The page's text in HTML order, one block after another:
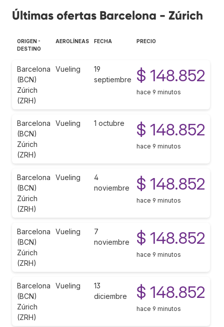
Últimas ofertas Barcelona - Zúrich
ORIGEN -
DESTINO
AEROLÍNEAS FECHA PRECIO
Barcelona
(BCN)
Zúrich
(ZRH)
Vueling
19
septiembre
$ 148.852
hace 9 minutos
Barcelona
(BCN)
Zúrich
(ZRH)
Vueling 1 octubre $ 148.852
hace 9 minutos
Barcelona
(BCN)
Zúrich
(ZRH)
Vueling
4
noviembre
$ 148.852
hace 9 minutos
Barcelona
(BCN)
Zúrich
(ZRH)
Vueling
7
noviembre
$ 148.852
hace 9 minutos
Barcelona
(BCN)
Zúrich
(ZRH)
Vueling
13
diciembre
$ 148.852
hace 9 minutos